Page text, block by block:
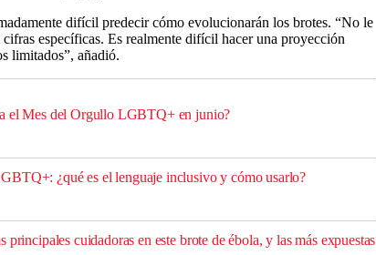
difícil predecir cómo evolucionarán los brotes. “No le
específicas. Es realmente difícil hacer una proyección
limitados”, añadió.
el Mes del Orgullo LGBTQ+ en junio?
¿qué es el lenguaje inclusivo y cómo usarlo?
principales cuidadoras en este brote de ébola, y las más expuestas